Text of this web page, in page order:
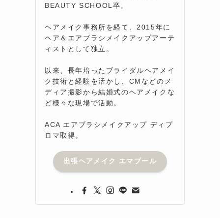
BEAUTY SCHOOL卒。
ヘアメイク事務所を経て、2015年に
ヘア＆エアブラシメイクアップアーテ
ィストとして独立。
以来、長年培ったブライダルヘアメイ
ク技術と経験を活かし、CMなどのメ
ディア撮影から結婚式のヘアメイクな
ど様々な現場で活動。
ACA エアブラシメイクアップ ディプ
ロマ取得。
出張ヘアメイク エマブール